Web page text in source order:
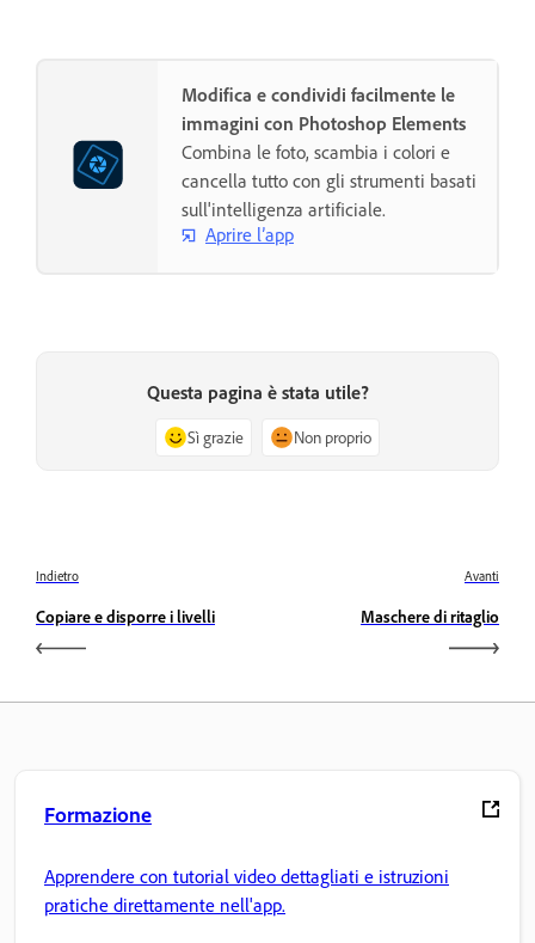
Modifica e condividi facilmente le
immagini con Photoshop Elements
Combina le foto, scambia i colori e
cancella tutto con gli strumenti basati
sull'intelligenza artificiale.
Aprire l’app
Questa pagina è stata utile?
Sì grazie Non proprio
Indietro
Copiare e disporre i livelli
Avanti
Maschere di ritaglio
Formazione
Apprendere con tutorial video dettagliati e istruzioni
pratiche direttamente nell'app.